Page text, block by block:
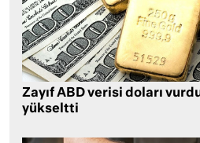
Zayıf ABD verisi doları
yükseltti